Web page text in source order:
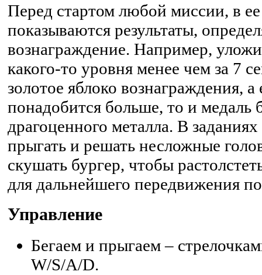
Перед стартом любой миссии, в
показываются результаты,
вознаграждение. Например,
какого-то уровня менее чем за 7
золотое яблоко вознаграждения,
понадобится больше, то и медаль
драгоценного металла. В
прыгать и решать несложные
скушать бургер, чтобы
для дальнейшего передвижения
Управление
Бегаем и прыгаем –
W/S/A/D.